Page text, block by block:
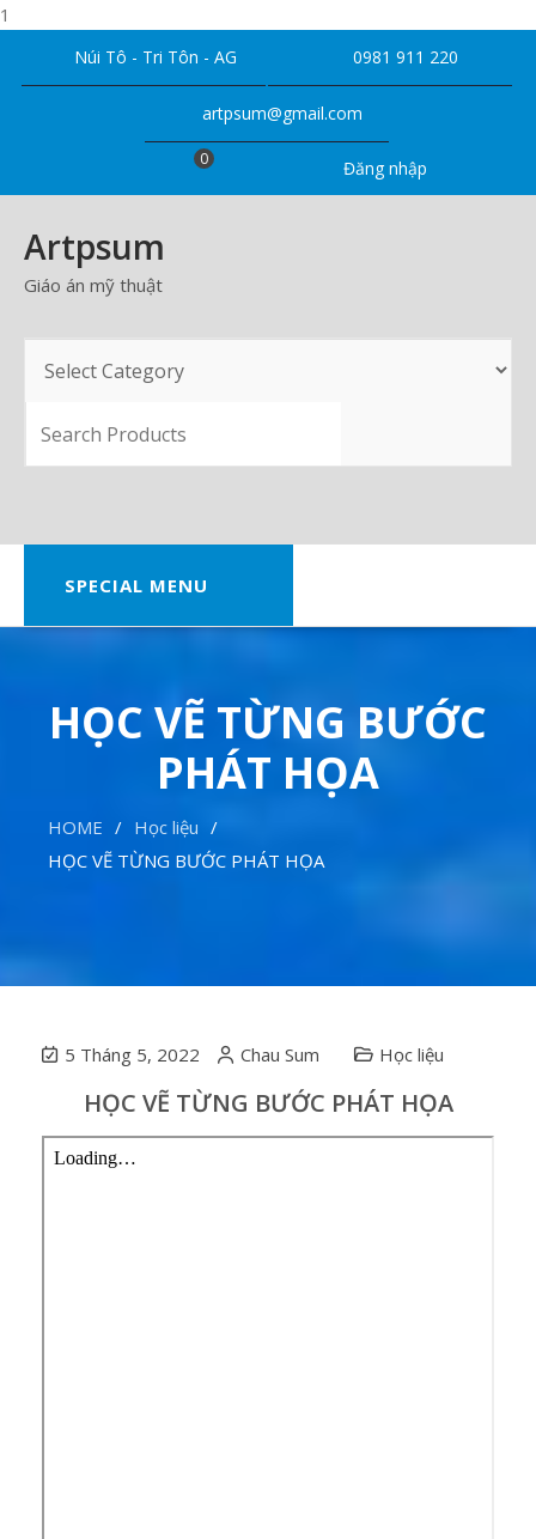
1
Núi Tô - Tri Tôn - AG 0981 911 220
artpsum@gmail.com
Đăng nhập
0
Artpsum
Giáo án mỹ thuật
SEARCH
SPECIAL MENU
HỌC VẼ TỪNG BƯỚC
PHÁT HỌA
HOME
Học liệu
HỌC VẼ TỪNG BƯỚC PHÁT HỌA
5 Tháng 5, 2022 Chau Sum Học liệu
HỌC VẼ TỪNG BƯỚC PHÁT HỌA